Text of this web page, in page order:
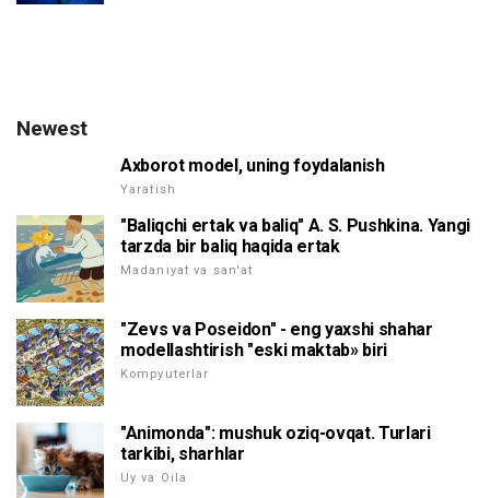
Newest
Axborot model, uning foydalanish
Yaratish
"Baliqchi ertak va baliq" A. S. Pushkina. Yangi
tarzda bir baliq haqida ertak
Madaniyat va san'at
"Zevs va Poseidon" - eng yaxshi shahar
modellashtirish "eski maktab» biri
Kompyuterlar
"Animonda": mushuk oziq-ovqat. Turlari
tarkibi, sharhlar
Uy va Oila